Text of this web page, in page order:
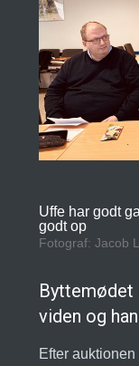
Uffe har godt
godt op
Fotograf: Jacob
Byttemødet
viden og
Efter